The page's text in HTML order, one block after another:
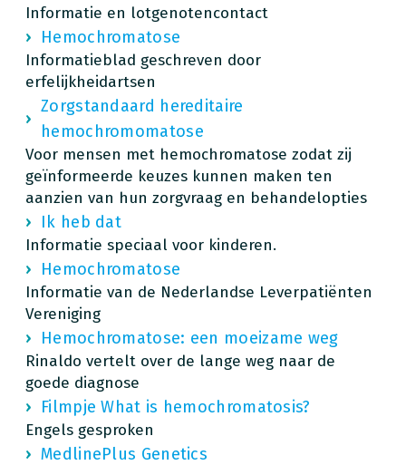
Informatie en lotgenotencontact
Hemochromatose
Informatieblad geschreven door
erfelijkheidartsen
Zorgstandaard hereditaire
hemochromomatose
Voor mensen met hemochromatose zodat zij
geïnformeerde keuzes kunnen maken ten
aanzien van hun zorgvraag en behandelopties
Ik heb dat
Informatie speciaal voor kinderen.
Hemochromatose
Informatie van de Nederlandse Leverpatiënten
Vereniging
Hemochromatose: een moeizame weg
Rinaldo vertelt over de lange weg naar de
goede diagnose
Filmpje What is hemochromatosis?
Engels gesproken
MedlinePlus Genetics